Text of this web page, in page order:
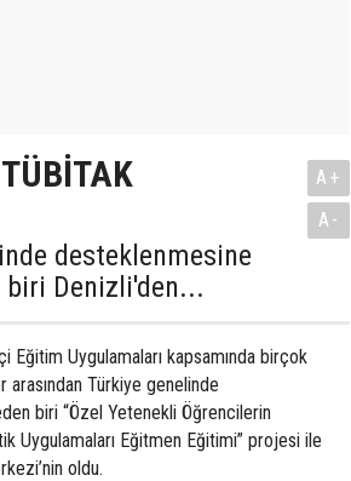
desteklenmesine
biri Denizli'den...
A+
A-
Uygulamaları kapsamında birçok
arasından Türkiye genelinde
biri “Özel Yetenekli Öğrencilerin
Uygulamaları Eğitmen Eğitimi” projesi ile
oldu.